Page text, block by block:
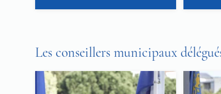
Les conseillers municipaux